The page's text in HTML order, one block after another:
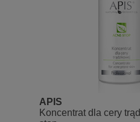
APIS
Koncentrat dla cery